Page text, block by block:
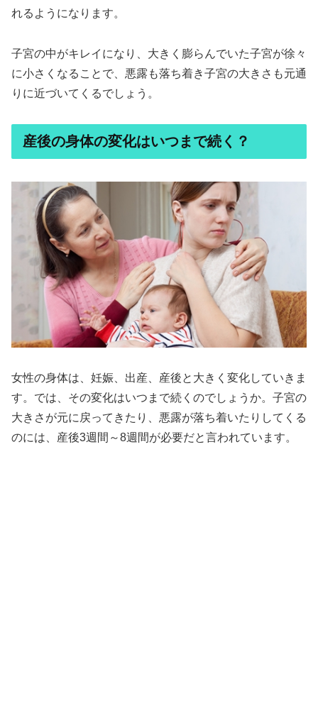
れるようになります。
子宮の中がキレイになり、大きく膨らんでいた子宮が徐々
に小さくなることで、悪露も落ち着き子宮の大きさも元通
りに近づいてくるでしょう。
産後の身体の変化はいつまで続く？
女性の身体は、妊娠、出産、産後と大きく変化していきま
す。では、その変化はいつまで続くのでしょうか。子宮の
大きさが元に戻ってきたり、悪露が落ち着いたりしてくる
のには、産後3週間～8週間が必要だと言われています。